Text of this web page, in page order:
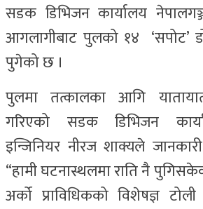
सडक डिभिजन कार्यालय
आगलागीबाट पुलको १४ ‘सपोट’
पुगेको छ ।
पुलमा तत्कालका आगि
गरिएको सडक डिभिजन
इन्जिनियर नीरज शाक्यले
“हामी घटनास्थलमा राति नै
अर्को प्राविधिकको विशेषज्ञ